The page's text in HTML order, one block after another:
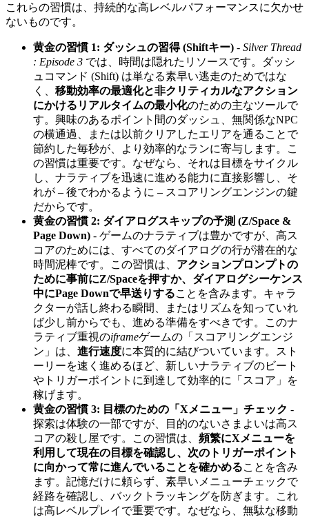
これらの習慣は、持続的な高レベルパフォーマンスに欠かせ
ないものです。
黄金の習慣 1: ダッシュの習得 (Shiftキー) - Silver Thread
: Episode 3 では、時間は隠れたリソースです。ダッシ
ュコマンド (Shift) は単なる素早い逃走のためではな
く、 移動効率の最適化と非クリティカルなアクション
にかけるリアルタイムの最小化のための主なツールで
す。興味のあるポイント間のダッシュ、無関係なNPC
の横通過、または以前クリアしたエリアを通ることで
節約した毎秒が、より効率的なランに寄与します。こ
の習慣は重要です。なぜなら、それは目標をサイクル
し、ナラティブを迅速に進める能力に直接影響し、そ
れが – 後でわかるように – スコアリングエンジンの鍵
だからです。
黄金の習慣 2: ダイアログスキップの予測 (Z/Space &
Page Down) - ゲームのナラティブは豊かですが、高ス
コアのためには、すべてのダイアログの行が潜在的な
時間泥棒です。この習慣は、 アクションプロンプトの
ために事前にZ/Spaceを押すか、ダイアログシーケンス
中にPage Downで早送りすることを含みます。キャラ
クターが話し終わる瞬間、またはリズムを知っていれ
ば少し前からでも、進める準備をすべきです。このナ
ラティブ重視のiframeゲームの「スコアリングエンジ
ン」は、 進行速度に本質的に結びついています。スト
ーリーを速く進めるほど、新しいナラティブのビート
やトリガーポイントに到達して効率的に「スコア」を
稼げます。
黄金の習慣 3: 目標のための「Xメニュー」チェック -
探索は体験の一部ですが、目的のないさまよいは高ス
コアの殺し屋です。この習慣は、 頻繁にXメニューを
利用して現在の目標を確認し、次のトリガーポイント
に向かって常に進んでいることを確かめることを含み
ます。記憶だけに頼らず、素早いメニューチェックで
経路を確認し、バックトラッキングを防ぎます。これ
は高レベルプレイで重要です。なぜなら、無駄な移動